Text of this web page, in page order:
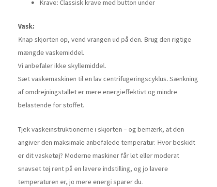
Krave: Classisk krave med button under
Vask:
Knap skjorten op, vend vrangen ud på den. Brug den rigtige
mængde vaskemiddel.
Vi anbefaler ikke skyllemiddel.
Sæt vaskemaskinen til en lav centrifugeringscyklus. Sænkning
af omdrejningstallet er mere energieffektivt og mindre
belastende for stoffet.
Tjek vaskeinstruktionerne i skjorten – og bemærk, at den
angiver den maksimale anbefalede temperatur. Hvor beskidt
er dit vasketøj? Moderne maskiner får let eller moderat
snavset tøj rent på en lavere indstilling, og jo lavere
temperaturen er, jo mere energi sparer du.